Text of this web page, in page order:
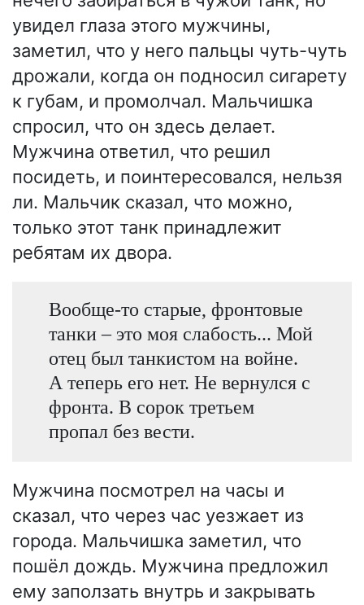
увидел глаза этого мужчины,
заметил, что у него пальцы чуть-чуть
дрожали, когда он подносил сигарету
к губам, и промолчал. Мальчишка
спросил, что он здесь делает.
Мужчина ответил, что решил
посидеть, и поинтересовался, нельзя
ли. Мальчик сказал, что можно,
только этот танк принадлежит
ребятам их двора.
Вообще-то старые, фронтовые
танки – это моя слабость... Мой
отец был танкистом на войне.
А теперь его нет. Не вернулся с
фронта. В сорок третьем
пропал без вести.
Мужчина посмотрел на часы и
сказал, что через час уезжает из
города. Мальчишка заметил, что
пошёл дождь. Мужчина предложил
ему заползать внутрь и закрывать